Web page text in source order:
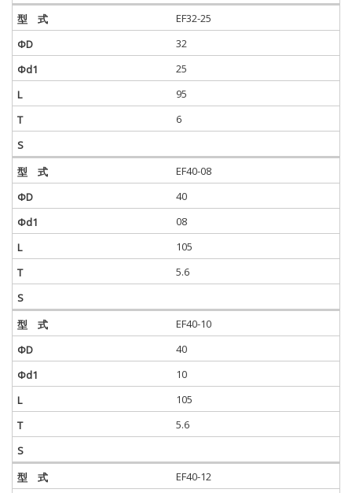
EF32-25
32
25
95
6
EF40-08
40
08
105
5.6
EF40-10
40
10
105
5.6
EF40-12